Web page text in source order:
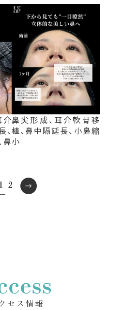
介
、
鼻
鼻尖形成、耳介軟骨移
植、鼻中隔延長、小鼻縮
小
2
セス情報